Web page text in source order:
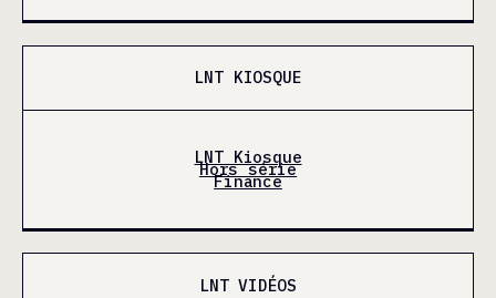
LNT KIOSQUE
LNT Kiosque
Hors série
Finance
LNT VIDÉOS